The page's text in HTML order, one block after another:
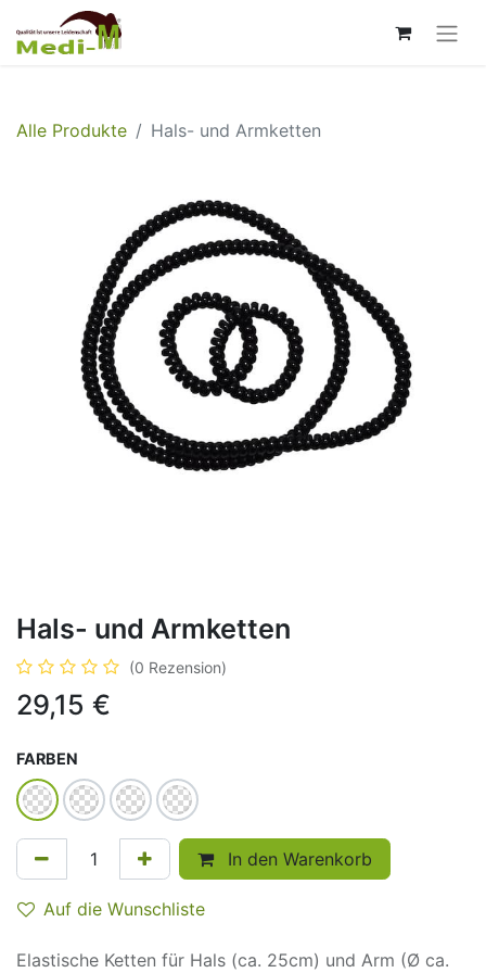
Alle Produkte Hals- und Armketten
Hals- und Armketten
(0 Rezension)
29,15 €
FARBEN
In den Warenkorb
Auf die Wunschliste
Elastische Ketten für Hals (ca. 25cm) und Arm (Ø ca.